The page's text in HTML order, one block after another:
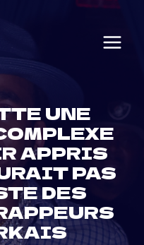
UNE
APPRIS
PAS
DES